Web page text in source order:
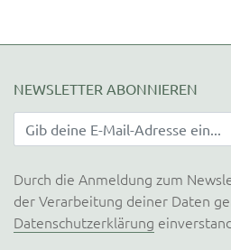
NEWSLETTER ABONNIEREN
Durch die Anmeldung zum
der Verarbeitung deiner Daten
Datenschutzerklärung